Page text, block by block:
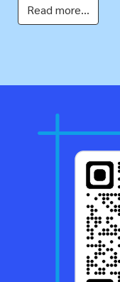
Read more...